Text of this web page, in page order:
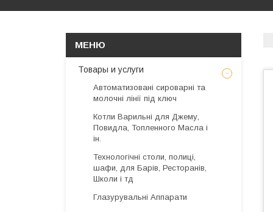
Товары и услуги
Автоматизовані сироварні та
молочні лінії під ключ
Котли Варильні для Джему,
Повидла, Топленного Масла і
ін.
Технологічні столи, полиці,
шафи, для Барів, Ресторанів,
Школи і тд
Глазурувальні Аппарати